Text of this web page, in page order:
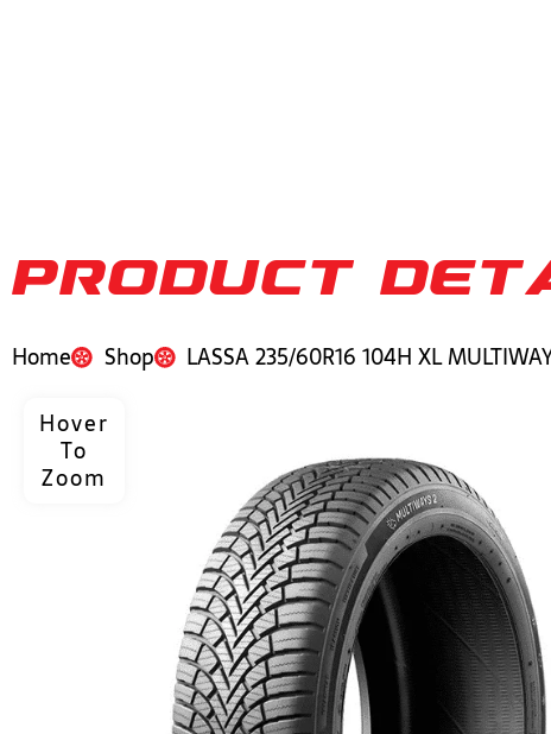
PRODUCT
Home Shop
LASSA 235/60R16 104H XL
Hover
To
Zoom